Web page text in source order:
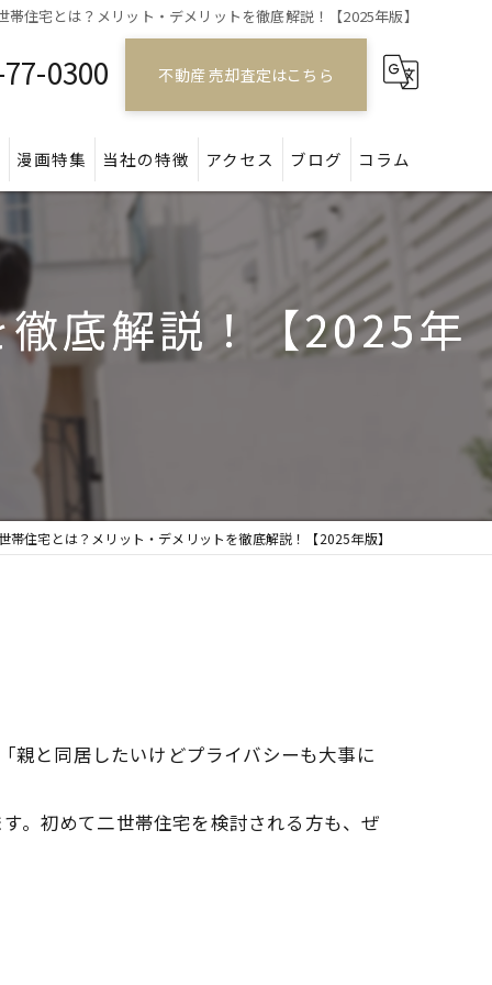
帯住宅とは？メリット・デメリットを徹底解説！【2025年版】
0300 不動産 売却査定はこちら
漫画特集 当社の特徴
アパート
アクセス ブログ コラム
底解説！【2025年
帯住宅とは？メリット・デメリットを徹底解説！【2025年版】
親と同居したいけどプライバシーも大事に
。初めて二世帯住宅を検討される方も、ぜ